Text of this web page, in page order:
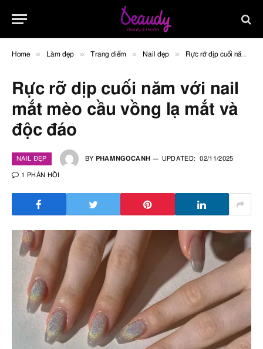
Home » Làm đẹp » Trang điểm » Nail đẹp » Rực rỡ dịp cuối năm với nail mắt mèo cầu vồng lạ mắt và độc đáo
Rực rỡ dịp cuối năm với nail
mắt mèo cầu vồng lạ mắt và
độc đáo
NAIL ĐẸP BY PHAMNGOCANH UPDATED: 02/11/2025
1 PHẢN HỒI